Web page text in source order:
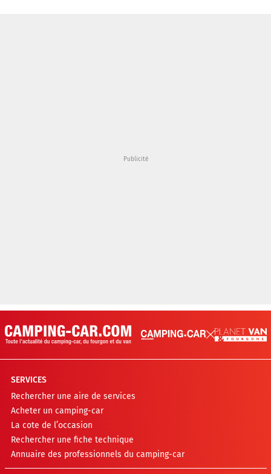
SERVICES
Rechercher une aire de services
Acheter un camping-car
La cote de l’occasion
Rechercher une fiche technique
Annuaire des professionnels du camping-car